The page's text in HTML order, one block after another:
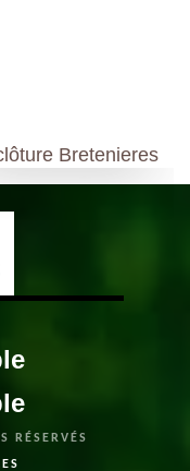
Bretenieres
RÉSERVÉS